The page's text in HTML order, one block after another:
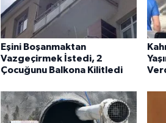
Eşini Boşanmaktan
Vazgeçirmek İstedi, 2
Çocuğunu Balkona Kilitledi